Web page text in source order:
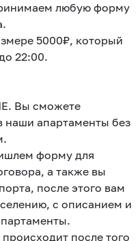
любую форму
5000₽, который
22:00.
Вы сможете
наши апартаменты без
форму для
а также вы
после этого вам
с описанием и
после того